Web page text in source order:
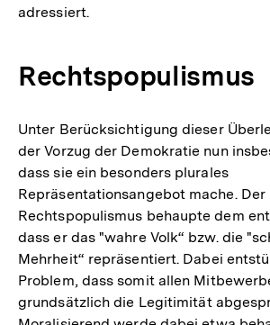
adressiert.
Rechtspopulismus
Unter Berücksichtigung dieser
der Vorzug der Demokratie nun
dass sie ein besonders plurales
Repräsentationsangebot mache. Der
Rechtspopulismus behaupte dem
dass er das "wahre Volk“ bzw. die
Mehrheit“ repräsentiert. Dabei
Problem, dass somit allen
grundsätzlich die Legitimität